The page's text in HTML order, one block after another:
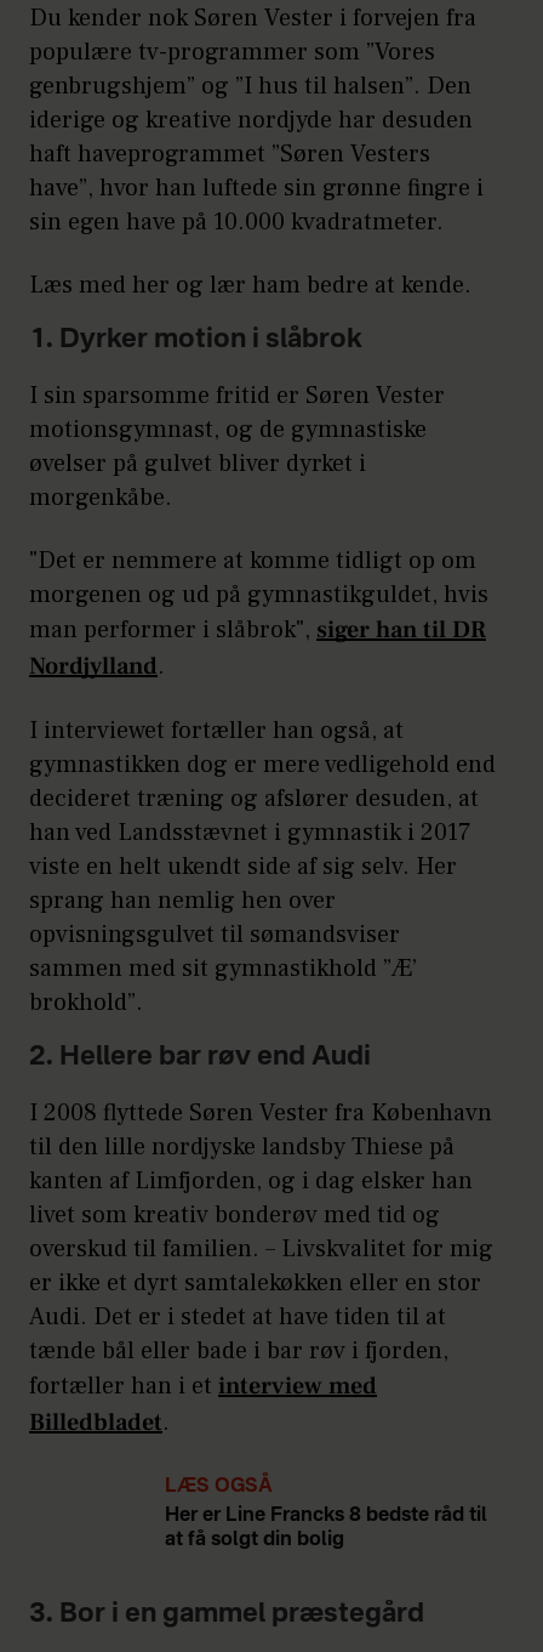
Du kender nok Søren Vester i forvejen fra
populære tv-programmer som ”Vores
genbrugshjem” og ”I hus til halsen”. Den
iderige og kreative nordjyde har desuden
haft haveprogrammet ”Søren Vesters
have”, hvor han luftede sin grønne fingre i
sin egen have på 10.000 kvadratmeter.
Læs med her og lær ham bedre at kende.
1. Dyrker motion i slåbrok
I sin sparsomme fritid er Søren Vester
motionsgymnast, og de gymnastiske
øvelser på gulvet bliver dyrket i
morgenkåbe.
"Det er nemmere at komme tidligt op om
morgenen og ud på gymnastikguldet, hvis
man performer i slåbrok", siger han til DR
Nordjylland.
I interviewet fortæller han også, at
gymnastikken dog er mere vedligehold end
decideret træning og afslører desuden, at
han ved Landsstævnet i gymnastik i 2017
viste en helt ukendt side af sig selv. Her
sprang han nemlig hen over
opvisningsgulvet til sømandsviser
sammen med sit gymnastikhold ”Æ’
brokhold”.
2. Hellere bar røv end Audi
I 2008 flyttede Søren Vester fra København
til den lille nordjyske landsby Thiese på
kanten af Limfjorden, og i dag elsker han
livet som kreativ bonderøv med tid og
overskud til familien. – Livskvalitet for mig
er ikke et dyrt samtalekøkken eller en stor
Audi. Det er i stedet at have tiden til at
tænde bål eller bade i bar røv i fjorden,
fortæller han i et interview med
Billedbladet.
LÆS OGSÅ
Her er Line Francks 8 bedste råd til
at få solgt din bolig
3. Bor i en gammel præstegård